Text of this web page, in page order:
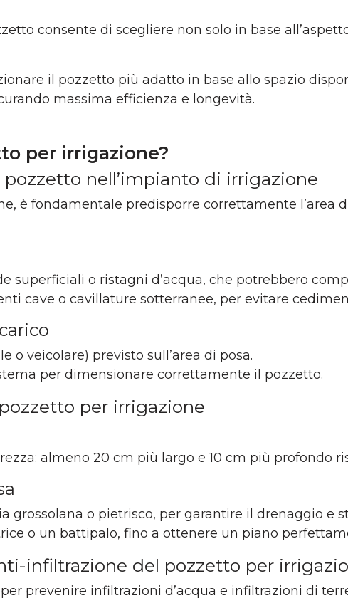
consente di scegliere non solo in base
il pozzetto più adatto in base allo spazio
massima efficienza e longevità.
per irrigazione?
pozzetto nell’impianto di irrigazione
è fondamentale predisporre correttamente l’area
superficiali o ristagni d’acqua, che potrebbero
cave o cavillature sotterranee, per evitare
o veicolare) previsto sull’area di posa.
per dimensionare correttamente il pozzetto.
per irrigazione
almeno 20 cm più largo e 10 cm più profondo
grossolana o pietrisco, per garantire il drenaggio e
o un battipalo, fino a ottenere un piano
infiltrazione del pozzetto per
prevenire infiltrazioni d’acqua e infiltrazioni di